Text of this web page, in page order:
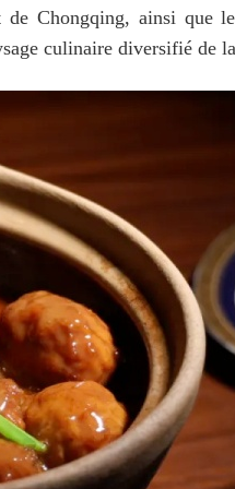
Chongqing, ainsi que
culinaire diversifié de